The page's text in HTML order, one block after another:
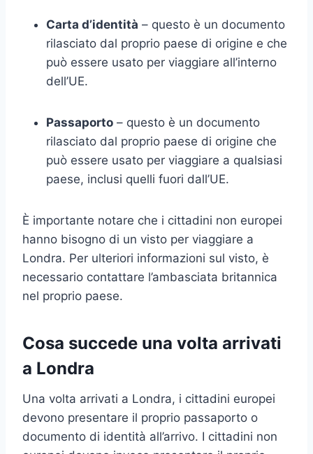
Carta d’identità – questo è un documento
rilasciato dal proprio paese di origine e che
può essere usato per viaggiare all’interno
dell’UE.
Passaporto – questo è un documento
rilasciato dal proprio paese di origine che
può essere usato per viaggiare a qualsiasi
paese, inclusi quelli fuori dall’UE.
È importante notare che i cittadini non europei
hanno bisogno di un visto per viaggiare a
Londra. Per ulteriori informazioni sul visto, è
necessario contattare l’ambasciata britannica
nel proprio paese.
Cosa succede una volta arrivati
a Londra
Una volta arrivati a Londra, i cittadini europei
devono presentare il proprio passaporto o
documento di identità all’arrivo. I cittadini non